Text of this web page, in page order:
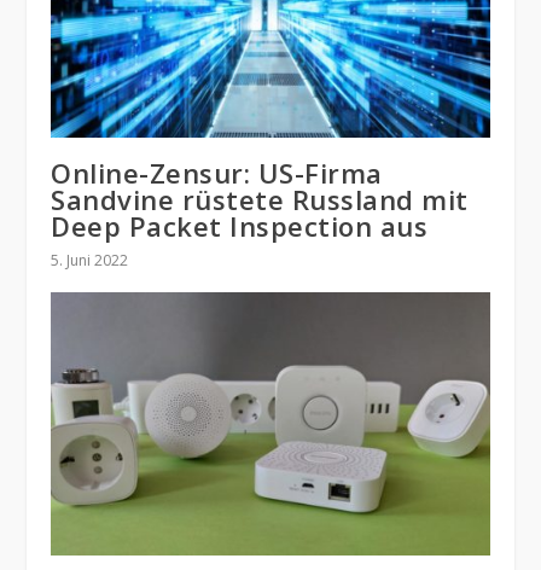
Online-Zensur: US-Firma
Sandvine rüstete Russland mit
Deep Packet Inspection aus
5. Juni 2022